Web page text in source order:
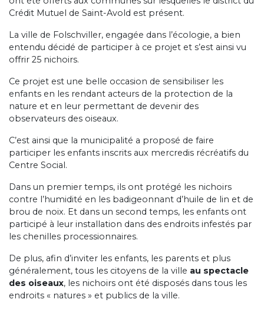
Crédit Mutuel de Saint-Avold est présent.
La ville de Folschviller, engagée dans l’écologie, a bien
entendu décidé de participer à ce projet et s’est ainsi vu
offrir 25 nichoirs.
Ce projet est une belle occasion de sensibiliser les
enfants en les rendant acteurs de la protection de la
nature et en leur permettant de devenir des
observateurs des oiseaux.
C’est ainsi que la municipalité a proposé de faire
participer les enfants inscrits aux mercredis récréatifs du
Centre Social.
Dans un premier temps, ils ont protégé les nichoirs
contre l’humidité en les badigeonnant d’huile de lin et de
brou de noix. Et dans un second temps, les enfants ont
participé à leur installation dans des endroits infestés par
les chenilles processionnaires.
De plus, afin d’inviter les enfants, les parents et plus
généralement, tous les citoyens de la ville au spectacle
des oiseaux, les nichoirs ont été disposés dans tous les
endroits « natures » et publics de la ville.